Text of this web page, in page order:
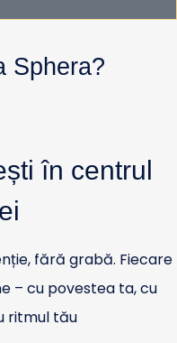
Sphera?
în centrul
fără grabă. Fiecare
– cu povestea ta, cu
ritmul tău